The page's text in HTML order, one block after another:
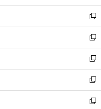
開
く
ウ
で
開
く
ン
ド
ウ
で
開
く
ウ
ィ
ン
ド
ウ
で
開
く
新
し
い
ウ
ィ
ン
ド
ウ
で
新
し
い
ウ
ィ
ン
ド
新
し
い
ウ
ィ
新
し
い
新